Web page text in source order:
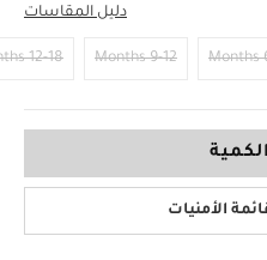
دليل المقاسات
9-12 Months
12-18 Months
الأمنيات